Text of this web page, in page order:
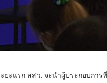
ะยะแรก สสว. จะนำผู้ประกอบกา